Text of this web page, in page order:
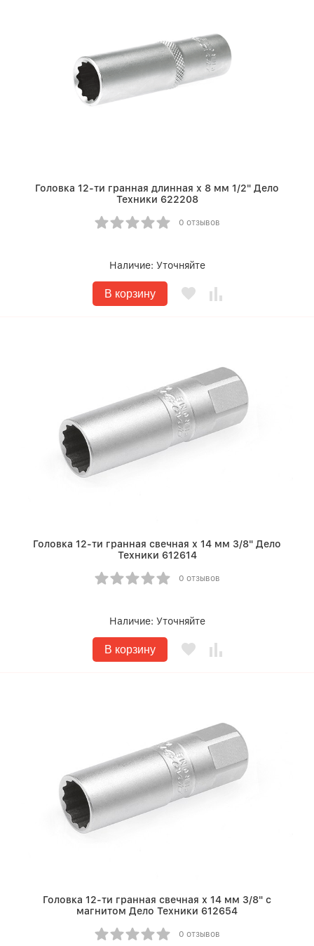
Головка 12-ти гранная длинная х 8 мм 1/2" Дело
Техники 622208
0 отзывов
Наличие: Уточняйте
В корзину
Головка 12-ти гранная свечная х 14 мм 3/8" Дело
Техники 612614
0 отзывов
Наличие: Уточняйте
В корзину
Головка 12-ти гранная свечная х 14 мм 3/8" с
магнитом Дело Техники 612654
0 отзывов